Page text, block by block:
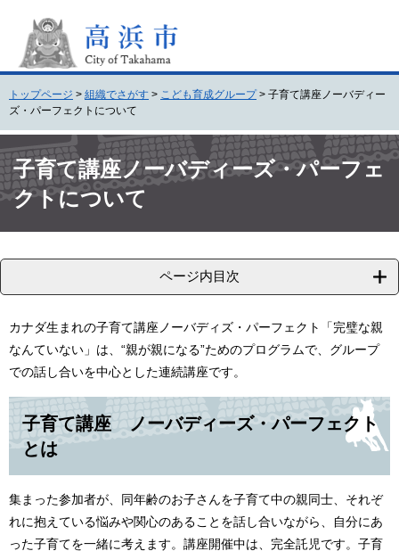
頭
。
飛
て
本
文
トップページ > 組織でさがす > こども育成グループ > 子育て講座ノーバディー
ズ・パーフェクトについて
文子育て講座ノーバディーズ・パーフェ
クトについて
ページ内目次
カナダ生まれの子育て講座ノーバディズ・パーフェクト「完璧な親
なんていない」は、“親が親になる”ためのプログラムで、グループ
での話し合いを中心とした連続講座です。
子育て講座 ノーバディーズ・パーフェクト
とは
集まった参加者が、同年齢のお子さんを子育て中の親同士、それぞ
れに抱えている悩みや関心のあることを話し合いながら、自分にあ
った子育てを一緒に考えます。講座開催中は、完全託児です。子育